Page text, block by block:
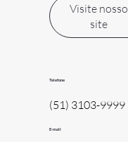
Visite nosso
site
Telefone
(51) 3103-9999
E-mail